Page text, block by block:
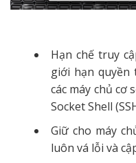
Hạn chế truy
giới hạn quyền
các máy chủ cơ
Socket Shell
Giữ cho máy
luôn vá lỗi và